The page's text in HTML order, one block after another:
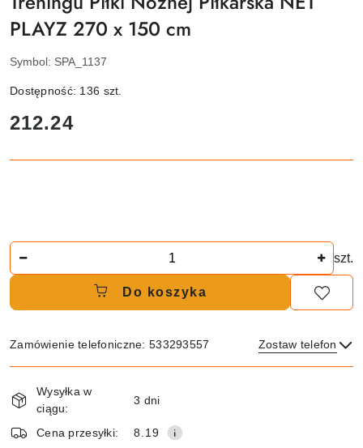
PLAYZ 270 x 150 cm
Symbol: SPA_1137
Dostępność: 136 szt.
cena:
212.24
szt.
Do koszyka
Zamówienie telefoniczne: 533293557 Zostaw telefon
i
dostawa
Wysyłka w
ciągu:
3 dni
Cena przesyłki: 8.19